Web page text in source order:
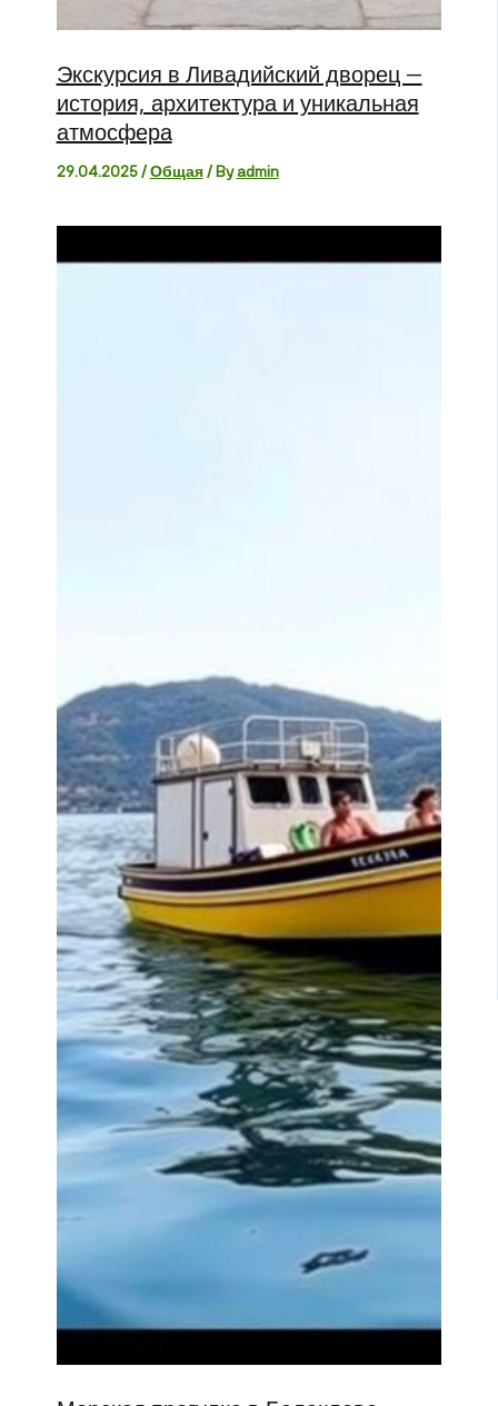
Экскурсия в Ливадийский дворец —
история, архитектура и уникальная
атмосфера
29.04.2025/Общая/ Byadmin